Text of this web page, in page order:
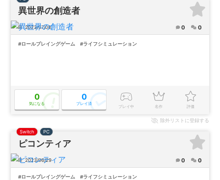
異世界の創造者
2023/07/08 0 0
#ロールプレイングゲーム #ライフシミュレーション
0
気になる
0
プレイ済
プレイ中 名作 評価
除外リストに登録する
ピコンティア
Switch PC
2023/06/29 0 0
#ロールプレイングゲーム #ライフシミュレーション